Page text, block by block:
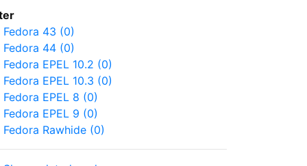
Fedora 43 (0)
Fedora 44 (0)
Fedora EPEL 10.2 (0)
Fedora EPEL 10.3 (0)
Fedora EPEL 8 (0)
Fedora EPEL 9 (0)
Fedora Rawhide (0)